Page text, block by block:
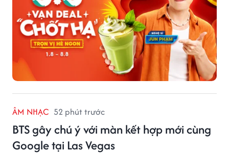
ÂM NHẠC 52 phút trước
BTS gây chú ý với màn kết hợp mới cùng
Google tại Las Vegas